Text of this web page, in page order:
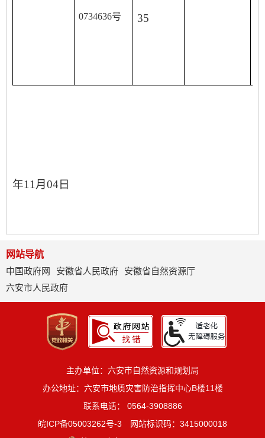
0734636号
35
年11 月 04日
网站导航
中国政府网
安徽省人民政府
安徽省自然资源厅
六安市人民政府
主办单位：六安市自然资源和规划局
办公地址：六安市地质灾害防治指挥中心B楼11楼
联系电话： 0564-3908886
皖ICP备05003262号-3
网站标识码：3415000018